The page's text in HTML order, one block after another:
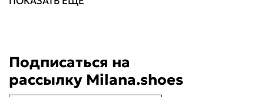
Подписаться на
рассылку Milana.shoes